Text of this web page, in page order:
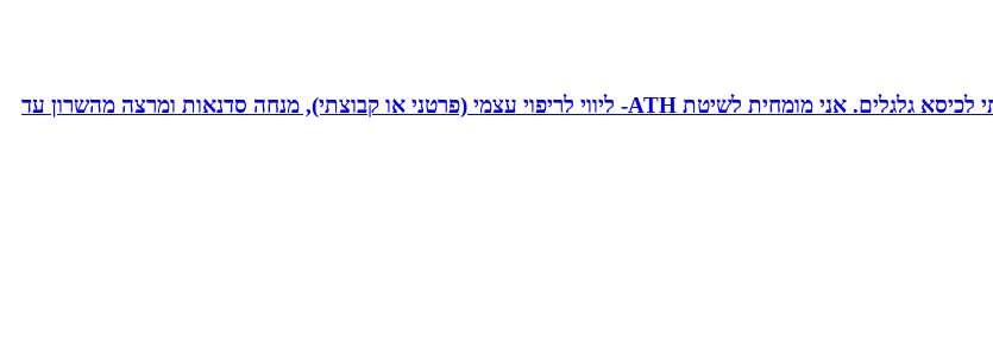
טובה גיטי זינגר אחות טיפול נמרץ במקצועי בעקבות תאונה רותקתי לכיסא גלגלים. אני מומחית לשיטת ATH- ליווי לריפוי עצמי (פרטני או קבוצתי), מנחה סדנאות ומרצה מהשרון עד